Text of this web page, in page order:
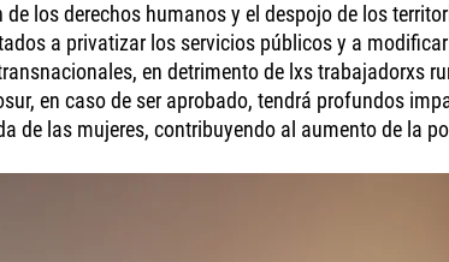
los derechos humanos y el despojo de los
a privatizar los servicios públicos y a
en detrimento de lxs trabajadorxs
en caso de ser aprobado, tendrá profundos
de las mujeres, contribuyendo al aumento de la